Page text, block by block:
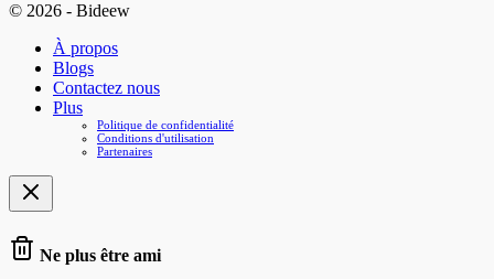
© 2026 - Bideew
À propos
Blogs
Contactez nous
Plus
Politique de confidentialité
Conditions d'utilisation
Partenaires
Ne plus être ami